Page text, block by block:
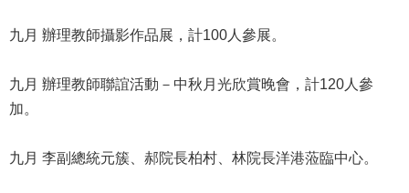
務
學
資
政
九月 辦理教師攝影作品展，計100人參展。
九月 辦理教師聯誼活動－中秋月光欣賞晚會，計120人參
加。
九月 李副總統元簇、郝院長柏村、林院長洋港蒞臨中心。